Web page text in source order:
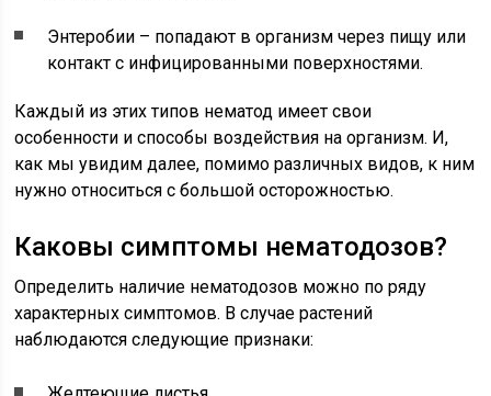
Энтеробии – попадают в организм через пищу или
контакт с инфицированными поверхностями.
Каждый из этих типов нематод имеет свои
особенности и способы воздействия на организм. И,
как мы увидим далее, помимо различных видов, к ним
нужно относиться с большой осторожностью.
Каковы симптомы нематодозов?
Определить наличие нематодозов можно по ряду
характерных симптомов. В случае растений
наблюдаются следующие признаки: